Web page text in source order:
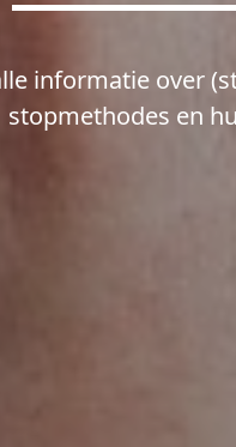
informatie over
stopmethodes en